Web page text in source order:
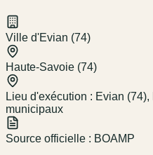
Ville d'Evian (74)
Haute-Savoie (74)
Lieu d'exécution : Evian
municipaux
Source officielle : BOAMP